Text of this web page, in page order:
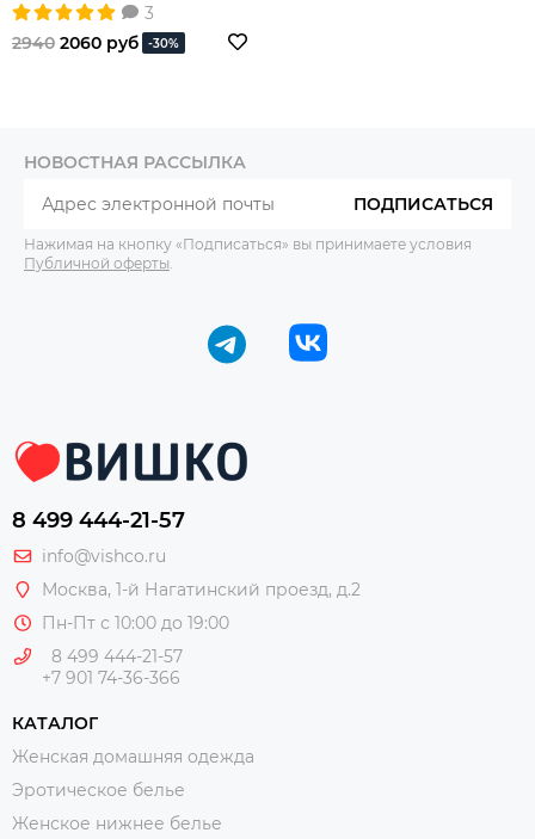
3
2940 2060 руб -30%
НОВОСТНАЯ РАССЫЛКА
ПОДПИСАТЬСЯ
Нажимая на кнопку «Подписаться» вы принимаете условия
Публичной оферты
8 499 444-21-57
info@vishco.ru
Москва, 1-й Нагатинский проезд, д.2
Пн-Пт с 10:00 до 19:00
8 499 444-21-57
+7 901 74-36-366
КАТАЛОГ
Женская домашняя одежда
Эротическое белье
Женское нижнее белье